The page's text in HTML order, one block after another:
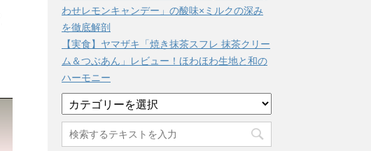
わせレモンキャンデー」の酸味×ミルクの深み
を徹底解剖
【実食】ヤマザキ「焼き抹茶スフレ 抹茶クリー
ム＆つぶあん」レビュー！ほわほわ生地と和の
ハーモニー
テ
ゴ
リ